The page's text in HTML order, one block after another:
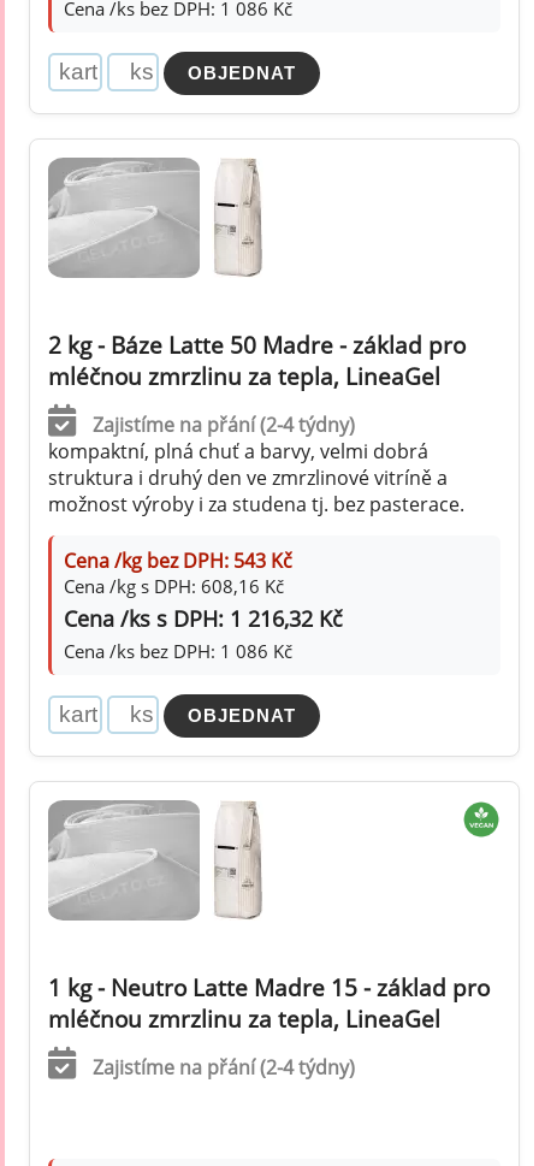
Cena /ks bez DPH: 1 086 Kč
2 kg - Báze Latte 50 Madre - základ pro
mléčnou zmrzlinu za tepla, LineaGel
Zajistíme na přání (2-4 týdny)
kompaktní, plná chuť a barvy, velmi dobrá
struktura i druhý den ve zmrzlinové vitríně a
možnost výroby i za studena tj. bez pasterace.
Cena /kg bez DPH: 543 Kč
Cena /kg s DPH: 608,16 Kč
Cena /ks s DPH: 1 216,32 Kč
Cena /ks bez DPH: 1 086 Kč
1 kg - Neutro Latte Madre 15 - základ pro
mléčnou zmrzlinu za tepla, LineaGel
Zajistíme na přání (2-4 týdny)